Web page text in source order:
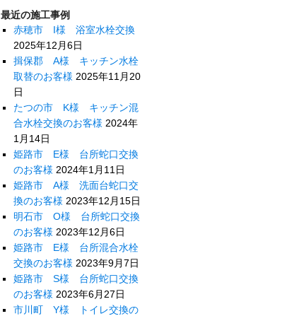
最近の施工事例
赤穂市 I様 浴室水栓交換
2025年12月6日
揖保郡 A様 キッチン水栓
取替のお客様 2025年11月20
日
たつの市 K様 キッチン混
合水栓交換のお客様 2024年
1月14日
姫路市 E様 台所蛇口交換
のお客様 2024年1月11日
姫路市 A様 洗面台蛇口交
換のお客様 2023年12月15日
明石市 O様 台所蛇口交換
のお客様 2023年12月6日
姫路市 E様 台所混合水栓
交換のお客様 2023年9月7日
姫路市 S様 台所蛇口交換
のお客様 2023年6月27日
市川町 Y様 トイレ交換の